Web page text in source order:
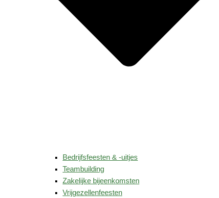
Bedrijfsfeesten & -uitjes
Teambuilding
Zakelijke bijeenkomsten
Vrijgezellenfeesten